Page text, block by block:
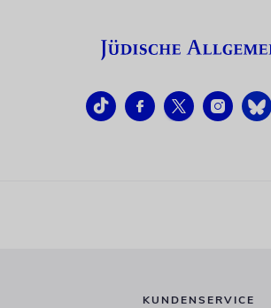
KUNDENSERVICE